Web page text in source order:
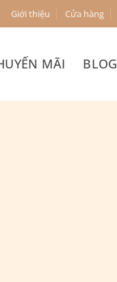
Giới thiệu Cửa hàng
MÃI BLOG